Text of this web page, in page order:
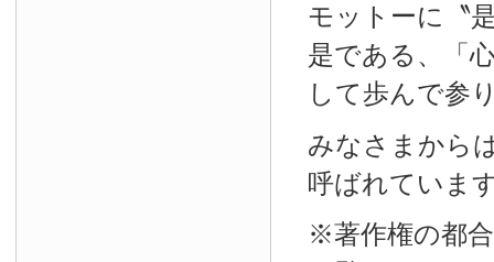
モットーに〝
是である、「
して歩んで参
みなさまから
呼ばれていま
※著作権の都